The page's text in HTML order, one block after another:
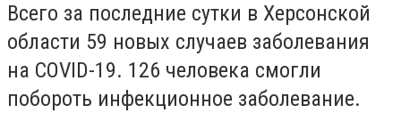
Всего за последние сутки в Херсонской
области 59 новых случаев заболевания
на COVID-19. 126 человека смогли
побороть инфекционное заболевание.